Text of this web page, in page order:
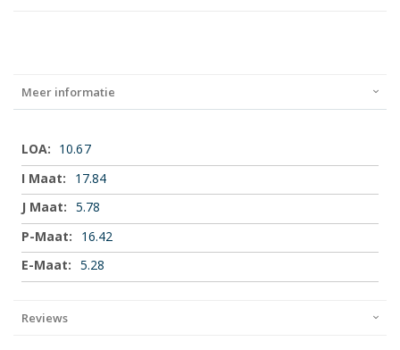
Meer informatie
Meer
informatie
10.67
17.84
5.78
16.42
5.28
Reviews